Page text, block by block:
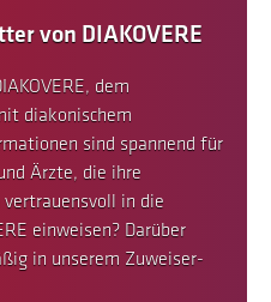
von DIAKOVERE
dem
diakonischem
sind spannend für
Ärzte, die ihre
in die
einweisen? Darüber
in unserem Zuweiser-